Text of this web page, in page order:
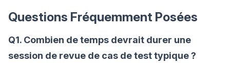
Questions Fréquemment Posées
Q1. Combien de temps devrait durer une
session de revue de cas de test typique ?